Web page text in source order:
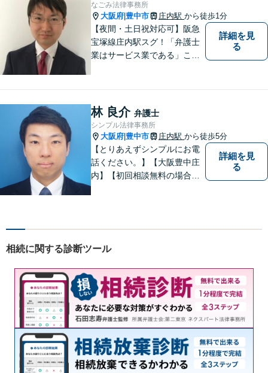
なごみ法律事務所
大阪府 豊中市 庄内駅 から徒歩1分
【夜間・土日祝対応可】阪急
宝塚線庄内駅スグ！「弁護士
業はサービス業である」こと
詳細を見
る
林 良介 弁護士
シンプル法律事務所
大阪府 豊中市 庄内駅 から徒歩5分
【とりあえずシンプルにお電
話ください。】【大阪豊中庄
内】【初回相談無料の場合あ
やWEB相談もございますので
詳細を見
る
相続に関する診断ツール